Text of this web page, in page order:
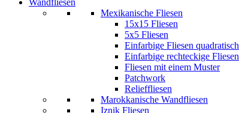
Wandfliesen
Mexikanische Fliesen
15x15 Fliesen
5x5 Fliesen
Einfarbige Fliesen quadratisch
Einfarbige rechteckige Fliesen
Fliesen mit einem Muster
Patchwork
Relieffliesen
Marokkanische Wandfliesen
Iznik Fliesen